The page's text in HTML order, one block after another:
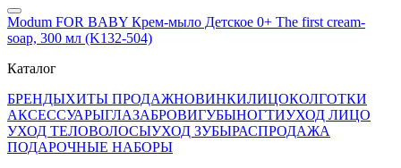
Modum FOR BABY Крем-мыло Детское 0+ The first cream-
soap, 300 мл (K132-504)
Каталог
БРЕНДЫХИТЫ ПРОДАЖНОВИНКИЛИЦОКОЛГОТКИ
АКСЕССУАРЫГЛАЗАБРОВИГУБЫНОГТИУХОД ЛИЦО
УХОД ТЕЛОВОЛОСЫУХОД ЗУБЫРАСПРОДАЖА
ПОДАРОЧНЫЕ НАБОРЫ